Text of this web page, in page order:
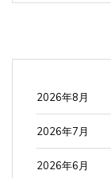
2026年8月
2026年7月
2026年6月